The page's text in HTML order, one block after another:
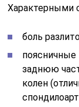
Характерными
боль
заднюю
колен